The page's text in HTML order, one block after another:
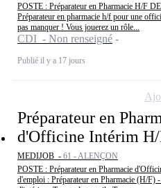
POSTE : Préparateur en Pharmacie H/F
Préparateur en pharmacie h/f pour une
pas manquer ! Vous jouerez un rôle...
CDI - Non renseigné
Publié il y a 17 jours
Préparateur en
d'Officine Intérim
MEDIJOB - 61 - ALENÇON
POSTE : Préparateur en Pharmacie
d'emploi : Préparateur en Pharmacie (H/